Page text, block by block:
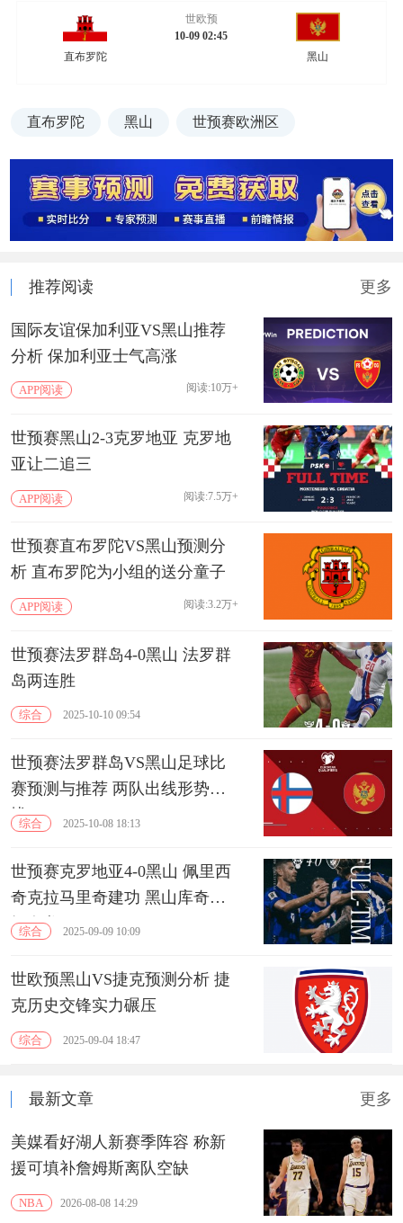
直布罗陀
世欧预
10-09 02:45
黑山
直布罗陀 黑山 世预赛欧洲区
推荐阅读 更多
国际友谊保加利亚VS黑山推荐
分析 保加利亚士气高涨
APP阅读 阅读:10万+
世预赛黑山2-3克罗地亚 克罗地
亚让二追三
APP阅读 阅读:7.5万+
世预赛直布罗陀VS黑山预测分
析 直布罗陀为小组的送分童子
APP阅读 阅读:3.2万+
世预赛法罗群岛4-0黑山 法罗群
岛两连胜
综合 2025-10-10 09:54
世预赛法罗群岛VS黑山足球比
赛预测与推荐 两队出线形势堪
忧综合 2025-10-08 18:13
世预赛克罗地亚4-0黑山 佩里西
奇克拉马里奇建功 黑山库奇自
摆乌龙
综合 2025-09-09 10:09
世欧预黑山VS捷克预测分析 捷
克历史交锋实力碾压
综合 2025-09-04 18:47
最新文章 更多
美媒看好湖人新赛季阵容 称新
援可填补詹姆斯离队空缺
NBA 2026-08-08 14:29